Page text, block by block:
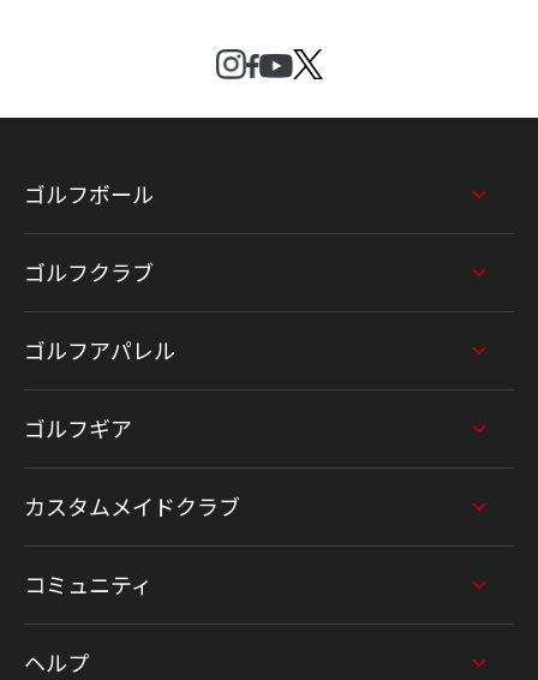
ゴルフボール
ゴルフクラブ
ゴルフアパレル
ゴルフギア
カスタムメイドクラブ
コミュニティ
ヘルプ